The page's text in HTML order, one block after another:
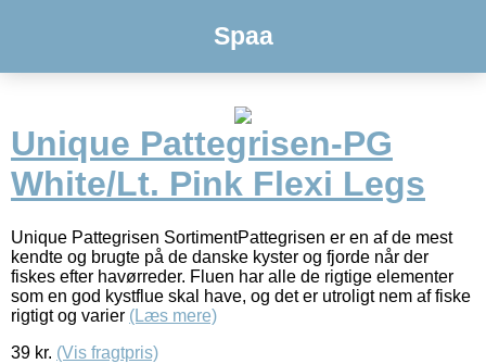
Spaa
Unique Pattegrisen-PG
White/Lt. Pink Flexi Legs
Unique Pattegrisen SortimentPattegrisen er en af de mest
kendte og brugte på de danske kyster og fjorde når der
fiskes efter havørreder. Fluen har alle de rigtige elementer
som en god kystflue skal have, og det er utroligt nem af fiske
rigtigt og varier (Læs mere)
39 kr. (Vis fragtpris)